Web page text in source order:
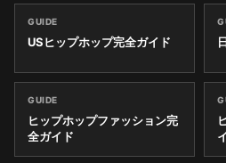
GUIDE
USヒップホップ完全ガイド
GUIDE
ヒップホップファッション完
全ガイド